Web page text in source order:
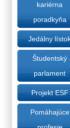
kariérna
poradkyňa
Jedálny
Študentský
parlament
Projekt ESF
Pomáhajúce